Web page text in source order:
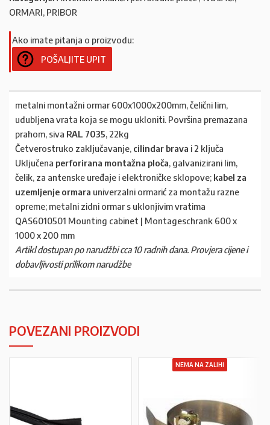
ORMARI, PRIBOR
Ako imate pitanja o proizvodu:
POŠALJITE UPIT
metalni montažni ormar 600x1000x200mm, čelični lim,
udubljena vrata koja se mogu ukloniti. Površina premazana
prahom, siva RAL 7035, 22kg
Četverostruko zaključavanje, cilindar brava i 2 ključa
Uključena perforirana montažna ploča, galvanizirani lim,
čelik, za antenske uređaje i elektroničke sklopove; kabel za
uzemljenje ormara univerzalni ormarić za montažu razne
opreme; metalni zidni ormar s uklonjivim vratima
QAS6010501 Mounting cabinet | Montageschrank 600 x
1000 x 200 mm
Artikl dostupan po narudžbi cca 10 radnih dana. Provjera cijene i
dobavljivosti prilikom narudžbe
POVEZANI PROIZVODI
NEMA NA ZALIHI